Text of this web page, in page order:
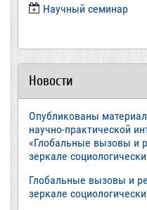
​Научный семинар
Новости
Опубликованы
научно-практической
«Глобальные вызовы и
зеркале
Глобальные вызовы и
зеркале